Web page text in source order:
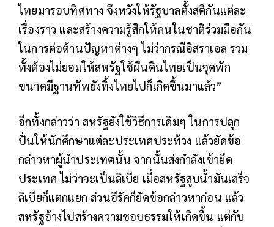
ไทยมารอบทิศทาง จึงหวังให้รัฐบาลตั้งสติกันแต่ละ
เรื่องราว และสร้างความรู้สึกให้คนในชาติร่วมมือกัน
ในการต่อต้านปัญหาต่างๆ ไม่ว่ากรณีอิสราเอล รวม
ทั้งต้องไม่ยอมให้สหรัฐใช้ผืนดินไทยเป็นจุดพัก
ขนาดมีฐานทัพยังทิ้งไทยไปก็เกิดขึ้นมาแล้ว”
อีกทั้งกล่าวว่า สหรัฐยังใช้วิธีการเดิมๆ ในการปลุก
ปั่นให้นักศึกษาแต่ละประเทศประท้วง แล้วยัดข้อ
กล่าวหาผู้นำประเทศนั้น จากนั้นส่งกำลังเข้ายึด
ประเทศ ไม่ว่าจะเป็นลิเบีย เมื่อสหรัฐสูบน้ำมันเสร็จ
ลิเบียก็แตกแยก ส่วนอีรัคก็ยัดข้อกล่าวหาก่อน แล้ว
สหรัฐอ้างไปสร้างความชอบธรรมให้เกิดขึ้น แต่กับ